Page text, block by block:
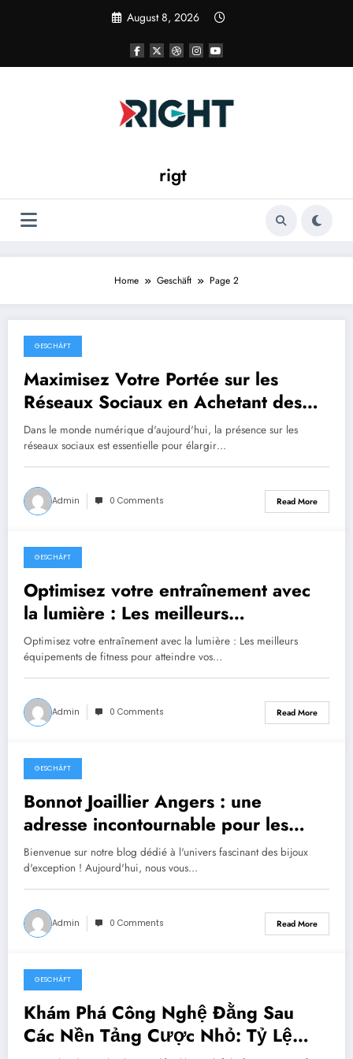
August 8, 2026
rigt
Home Geschäft Page 2
February 27, 2024
GESCHÄFT
Maximisez Votre Portée sur les
Réseaux Sociaux en Achetant des
Followers Instagram de Qualité
Dans le monde numérique d'aujourd'hui, la présence sur les
réseaux sociaux est essentielle pour élargir…
Admin 0 Comments Read More
November 1, 2023
GESCHÄFT
Optimisez votre entraînement avec
la lumière : Les meilleurs
équipements de fitness pour
atteindre vos objectifs
Optimisez votre entraînement avec la lumière : Les meilleurs
équipements de fitness pour atteindre vos…
Admin 0 Comments Read More
October 31, 2023
GESCHÄFT
Bonnot Joaillier Angers : une
adresse incontournable pour les
amoureux du bijou d’exception
Bienvenue sur notre blog dédié à l'univers fascinant des bijoux
d'exception ! Aujourd'hui, nous vous…
Admin 0 Comments Read More
September 7, 2023
GESCHÄFT
Khám Phá Công Nghệ Đằng Sau
Các Nền Tảng Cược Nhỏ: Tỷ Lệ